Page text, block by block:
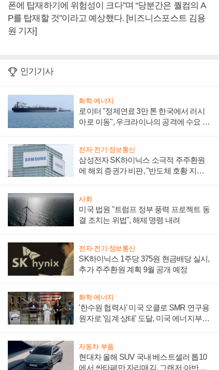
폰에 탑재하기에 위험성이 크다”며 “당분간은 퀄컴의 A
P를 탑재할 것”이라고 예상했다. [비즈니스포스트 김용
원 기자]
인기기사
화학·에너지
로이터 "정제연료 3만 톤 한국에서 러시
아로 이동", 우크라이나의 공격에 수요 늘
전자·전기·정보통신
삼성전자 SK하이닉스 소극적 주주환원
에 해외 증권가 비판, "반도체 호황 지속
사회
미국 법원 "트럼프 정부 풍력 프로젝트 동
결 조치는 위법", 해제 명령 내려
전자·전기·정보통신
SK하이닉스 1주당 375원 현금배당 실시,
추가 주주환원 계획 9월 공개 예정
화학·에너지
'한수원 협력사' 미국 오클로 SMR 연구용
원자로 '임계 상태' 도달, 미국 에너지부
자동차·부품
현대차 올해 SUV 국내 베스트셀러 톱10
에서 싼타페만 자리매김, 그랜저·아반떼